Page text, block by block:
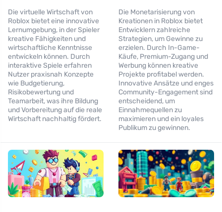
Die virtuelle Wirtschaft von
Roblox bietet eine innovative
Lernumgebung, in der Spieler
kreative Fähigkeiten und
wirtschaftliche Kenntnisse
entwickeln können. Durch
interaktive Spiele erfahren
Nutzer praxisnah Konzepte
wie Budgetierung,
Risikobewertung und
Teamarbeit, was ihre Bildung
und Vorbereitung auf die reale
Wirtschaft nachhaltig fördert.
Die Monetarisierung von
Kreationen in Roblox bietet
Entwicklern zahlreiche
Strategien, um Gewinne zu
erzielen. Durch In-Game-
Käufe, Premium-Zugang und
Werbung können kreative
Projekte profitabel werden.
Innovative Ansätze und enges
Community-Engagement sind
entscheidend, um
Einnahmequellen zu
maximieren und ein loyales
Publikum zu gewinnen.